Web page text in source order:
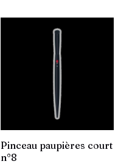
Pinceau paupières court
n°8